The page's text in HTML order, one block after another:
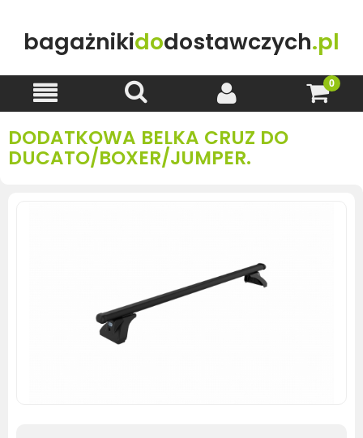
bagażnikidodostawczych.pl
DODATKOWA BELKA CRUZ DO
DUCATO/BOXER/JUMPER.